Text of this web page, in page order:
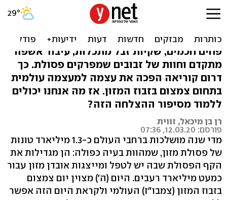
המדינה שהיא אלופת העולם
בלגמור מהצלחת
פחים חכמים, שקיות זבל מתכלות, עיבוד אשפה
מתקדם וחוות של זבובים שמפרקים פסולת. כך
דרום קוריאה הפכה את עצמה למעצמה עולמית
בתחום צמצום בזבוז המזון. אז מה אנחנו יכולים
ללמוד מסיפור ההצלחה הזה?
רן בן מיכאל, זווית
פורסם: 12.03.20, 07:36
מדי שנה מושלכות ברחבי העולם כ-1.3 מיליארד טונות
של פסולת מזון, שמהוות בעיה כפולה: הן מגדילות את
הקף הפסולת שבה יש לטפל ומייצגות אובדן מזון עבור
כמעט מיליארד רעבים. היום (ה') מצוין יום צמצום
בזבוז המזון (צמבו"ז) העולמי ולקראת היום הזה אפשר